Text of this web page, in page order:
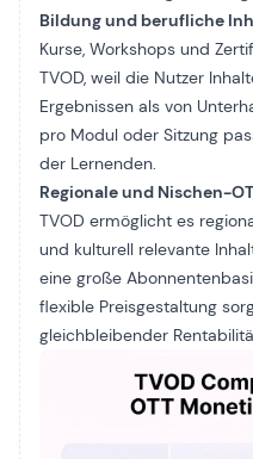
Bildung und berufliche
Kurse, Workshops und
TVOD, weil die Nutzer
Ergebnissen als von
pro Modul oder Sitzung
der Lernenden.
Regionale und Nischen-
TVOD ermöglicht es
und kulturell relevante
eine große
flexible Preisgestaltung
gleichbleibender